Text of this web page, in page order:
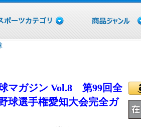
マガジン Vol.8 第99回全
球選手権愛知大会完全ガ